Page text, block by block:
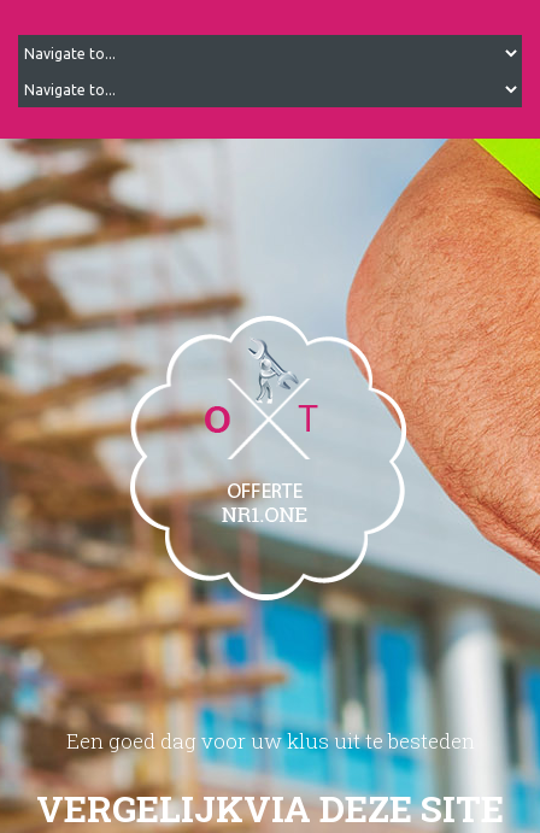
Een goed dag voor uw klus uit te besteden
VERGELIJKVIA DEZE SITE